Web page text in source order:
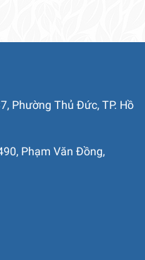
Phường Thủ Đức, TP. Hồ
Phạm Văn Đồng,